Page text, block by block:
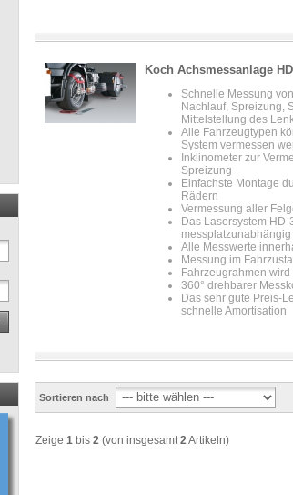
Koch Achsmessanlage
Schnelle Messung
Nachlauf, Spreizung,
Mittelstellung des
Alle Fahrzeugtypen
System vermessen
Inklinometer zur
Spreizung
Einfachste Montage
Rädern
Vermessung aller
Das Lasersystem
Alle Messwerte
Messung im
Fahrzeugrahmen
360° drehbarer
Das sehr gute Preis-
schnelle Amortisation
Sortieren nach
Zeige 1 bis 2 (von insgesamt 2 Artikeln)